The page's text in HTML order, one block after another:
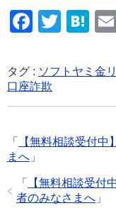
F
c
e
b
o
o
k
T
tt
H
e
a
タグ : ソフトヤミ金
口座詐欺
「
【無料相談受付
まへ 」
「
【無料相談受付
者のみなさまへ 」